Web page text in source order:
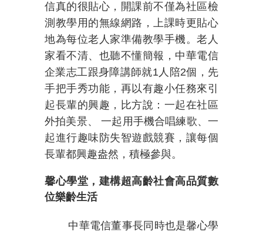
信真的很貼心，開課前不僅為社區檢
測教學用的無線網路，上課時更貼心
地為每位老人家準備教學手機。老人
家看不清、也聽不懂簡報，中華電信
企業志工跟身障講師就1人陪2個，先
手把手秀功能，再以有趣小任務來引
起長輩的興趣，比方說：一起在社區
外拍美景、
一起用手機合唱練歌、一
起進行趣味防失智遊戲競賽，讓每個
長輩都興趣盎然，積極參與。
馨心學堂，建構超高齡社會高品質數
位樂齡生活
中華電信董事長同時也是馨心學